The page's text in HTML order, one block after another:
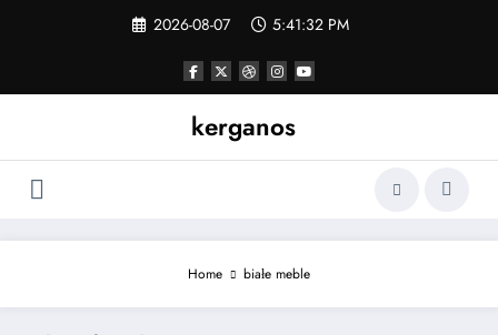
2026-08-07 5:41:33 PM
kerganos
Home białe meble